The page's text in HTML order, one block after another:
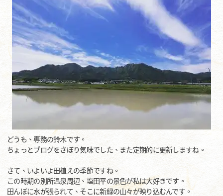
どうも、専務の鈴木です。
ちょっとブログをさぼり気味でした、また定期的に更新しますね。
さて、いよいよ田植えの季節ですね。
この時期の別所温泉周辺、塩田平の景色が私は大好きです。
田んぼに水が張られて、そこに新緑の山々が映り込むんです。